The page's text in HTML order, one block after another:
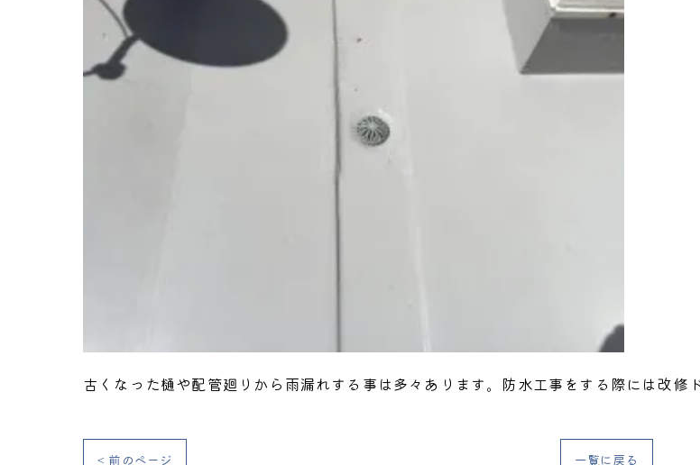
古くなった樋や配管廻りから雨漏れする事は多々あります。防水工事をする際には改修
< 前のページ 一覧に戻る